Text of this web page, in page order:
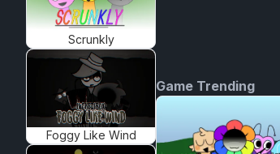
Scrunkly
Foggy Like Wind
Game Trending